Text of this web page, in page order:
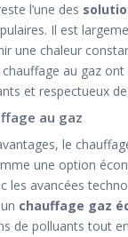
l’une des
Il est
une chaleur
au gaz
et respectueux de
au gaz
le
une option
les avancées
chauffage gaz
de polluants tout